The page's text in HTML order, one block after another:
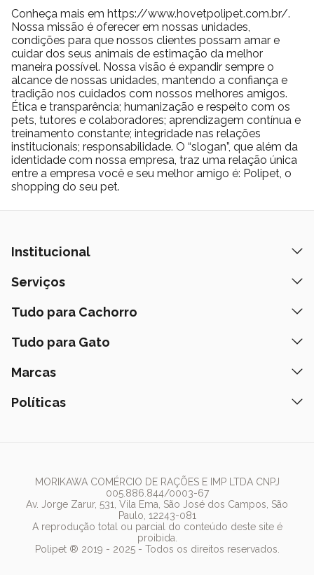
Conheça mais em https://www.hovetpolipet.com.br/.
Nossa missão é oferecer em nossas unidades,
condições para que nossos clientes possam amar e
cuidar dos seus animais de estimação da melhor
maneira possível. Nossa visão é expandir sempre o
alcance de nossas unidades, mantendo a confiança e
tradição nos cuidados com nossos melhores amigos.
Ética e transparência; humanização e respeito com os
pets, tutores e colaboradores; aprendizagem contínua e
treinamento constante; integridade nas relações
institucionais; responsabilidade. O “slogan”, que além da
identidade com nossa empresa, traz uma relação única
entre a empresa você e seu melhor amigo é: Polipet, o
shopping do seu pet.
Institucional
Quem Somos
Prazos de Entrega
Fale Conosco
Lista de Desejos
Serviços
Banho e Tosa
Peça pelo Delivery
Assinatura Polipet
Tudo para Cachorro
Ração
Coleiras
Tudo para Gato
Ração
Marcas
Nexgard
Pedigree
Whiskas
Dog Chow
Royal Canin
Políticas
MORIKAWA COMÉRCIO DE RAÇÕES E IMP LTDA CNPJ
005.886.844/0003-67
Av. Jorge Zarur, 531, Vila Ema, São José dos Campos, São
Paulo, 12243-081
A reprodução total ou parcial do conteúdo deste site é
proibida.
Polipet ® 2019 - 2025 - Todos os direitos reservados.